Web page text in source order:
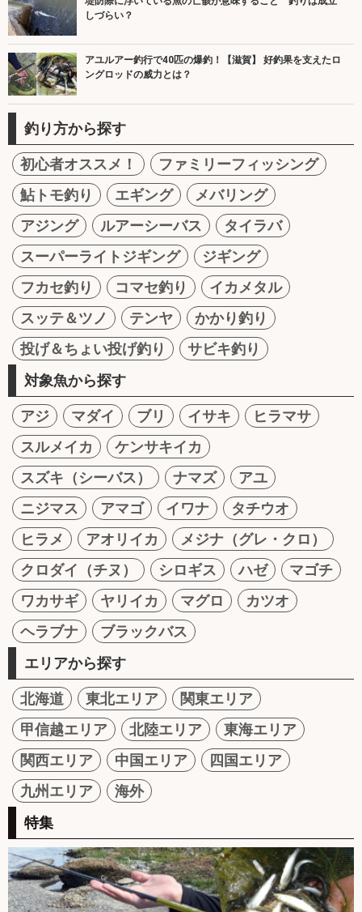
しづらい？
アユルアー釣行で40匹の爆釣！【滋賀】 好釣果を支えたロ
ングロッドの威力とは？
釣り方から探す
初心者オススメ！
ファミリーフィッシング
鮎トモ釣り
エギング
メバリング
アジング
ルアーシーバス
タイラバ
スーパーライトジギング
ジギング
フカセ釣り
コマセ釣り
イカメタル
スッテ＆ツノ
テンヤ
かかり釣り
投げ＆ちょい投げ釣り
サビキ釣り
対象魚から探す
アジ マダイ ブリ イサキ
ヒラマサ
スルメイカ
ケンサキイカ
スズキ（シーバス）
ナマズ
アユ
ニジマス
アマゴ イワナ
タチウオ
ヒラメ
アオリイカ
メジナ（グレ・クロ）
クロダイ（チヌ）
シロギス ハゼ
マゴチ
ワカサギ
ヤリイカ マグロ
カツオ
ヘラブナ
ブラックバス
エリアから探す
北海道 東北エリア
関東エリア
甲信越エリア
北陸エリア
東海エリア
関西エリア
中国エリア
四国エリア
九州エリア
海外
特集